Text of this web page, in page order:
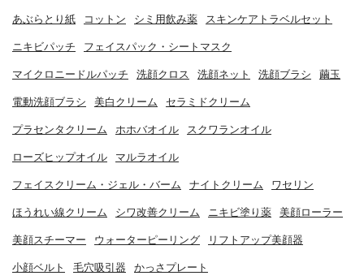
あぶらとり紙 コットン シミ用飲み薬 スキンケアトラベルセット
ニキビパッチ フェイスパック・シートマスク
マイクロニードルパッチ 洗顔クロス 洗顔ネット 洗顔ブラシ 繭玉
電動洗顔ブラシ 美白クリーム セラミドクリーム
プラセンタクリーム ホホバオイル スクワランオイル
ローズヒップオイル マルラオイル
フェイスクリーム・ジェル・バーム ナイトクリーム ワセリン
ほうれい線クリーム シワ改善クリーム ニキビ塗り薬 美顔ローラー
美顔スチーマー ウォーターピーリング リフトアップ美顔器
小顔ベルト 毛穴吸引器 かっさプレート